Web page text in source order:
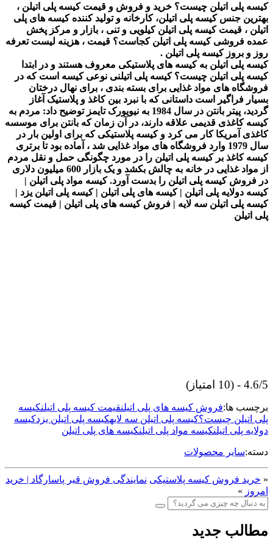
کیسه پلی اتیلن چیست؟ خرید و فروش و قیمت کیسه پلی اتیلن ،
بهترین جنس کیسه پلی اتیلن، کارخانه و تولید کننده کیسه های پلی
اتیلن ، قیمت کیسه پلی اتیلن کیلویی و تنی ، بازار و مرکز پخش
عمده فروشی کیسه پلی اتیلن کجاست؟ قیمت ، هزینه لیست تعرفه
روز و بروز کیسه پلی اتیلن .
کیسه پلی اتیلن به کیسه های پلاستیکی معروف هستند و در ابتدا
کیسه پلی اتیلن چیست؟ کیسه پلی اتیلنی نوعی کیسه است که در
فروشگاه های مواد غذایی برای بسته بندی ، برای نهال درختان
بسیار فراگیر است داستانی که با نبرد بین کاغذ و پلاستیک آغاز
گردید، پیتر بانتن در سال 1984 به نیویورک تایمز توضیح داد: مردم به
کیسه کاغذی قدیمی علاقه دارند، در آن زمان که بانتن برای موسسه
کاغذی آمریکا کار می کرد و کیسه پلاستیکی که برای اولین بار در
سال 1979 وارد فروشگاه های مواد غذایی شد ، آماده بود تا برتری
کیسه کاغذ بر کیسه پلی اتیلن را در مورد چگونگی حمل و نقل مردم
از مواد غذایی در خانه به چالش بکشد و یک بازار 600 میلیون دلاری
در فروش کیسه پلی اتیلن را بدست آورد. کیسه مواد پلی اتیلن |
کیسه دولایه پلی اتیلن | کیسه های پلی اتیلن | کیسه پلی اتیلن یزد |
کیسه پلی اتیلن سه لایه | فروش کیسه های پلی اتیلن | قیمت کیسه
پلی اتیلن
4.6/5 - (10 امتیاز)
برچسب ها:فروش کیسه های پلی اتیلنقیمت کیسه پلی اتیلنکیسه
پلی اتیلن چیست؟کیسه پلی اتیلن سه لایهکیسه پلی اتیلن یزدکیسه
دولایه پلی اتیلنکیسه مواد پلی اتیلنکیسه های پلی اتیلن
دسته:سایر محصولات
« خرید فروش کیسه پلاستیکی نمایندگی فروش قیر پاسارگاد | خرید
امروز »
مطالب جدید